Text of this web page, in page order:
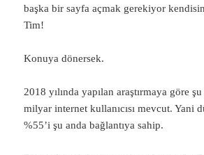
başka bir sayfa açmak gerekiyor
Tim!
Konuya dönersek.
2018 yılında yapılan araştırmaya göre
milyar internet kullanıcısı mevcut. Yani
%55’i şu anda bağlantıya sahip.